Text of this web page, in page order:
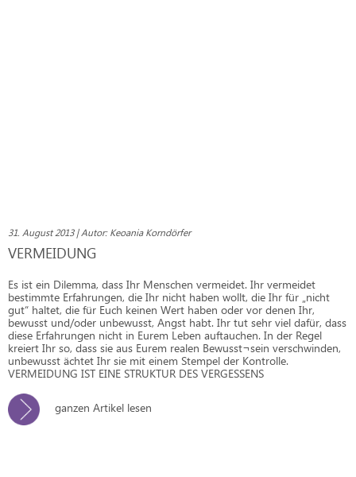
31. August 2013 | Autor: Keoania Korndörfer
VERMEIDUNG
Es ist ein Dilemma, dass Ihr Menschen vermeidet. Ihr vermeidet
bestimmte Erfahrungen, die Ihr nicht haben wollt, die Ihr für „nicht
gut“ haltet, die für Euch keinen Wert haben oder vor denen Ihr,
bewusst und/oder unbewusst, Angst habt. Ihr tut sehr viel dafür, dass
diese Erfahrungen nicht in Eurem Leben auftauchen. In der Regel
kreiert Ihr so, dass sie aus Eurem realen Bewusst¬sein verschwinden,
unbewusst ächtet Ihr sie mit einem Stempel der Kontrolle.
VERMEIDUNG IST EINE STRUKTUR DES VERGESSENS
ganzen Artikel lesen